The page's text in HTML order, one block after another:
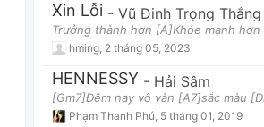
Xin Lỗi - Vũ Đinh Trọng Thắng
hming, 2 tháng 05, 2023
HENNESSY - Hải Sâm
Phạm Thanh Phú 5 tháng 01, 2019